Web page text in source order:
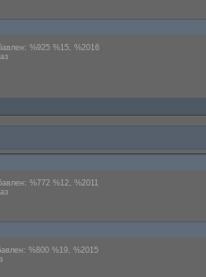
%925 %15, %2016
%772 %12, %2011
%800 %19, %2015